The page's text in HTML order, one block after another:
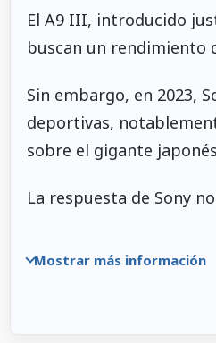
El A9 III, introducido
buscan un rendimiento
Sin embargo, en 2023,
deportivas,
sobre el gigante
La respuesta de Sony
Mostrar más información